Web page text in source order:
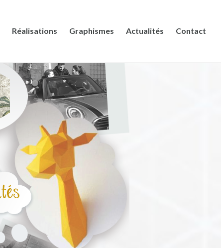
Réalisations Graphismes Actualités Contact